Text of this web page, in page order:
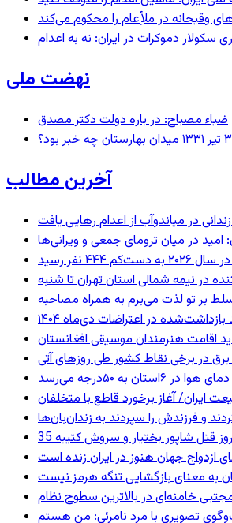
وقیحانه در ملأِعام را محکوم می‌کند
سکولار دموکرات در ایران: نه به اعدام
نهضت ملی
ضیاء مصباح: در باره دولت دکتر مصدق
آخرین مطالب
در میاندوآب از اعدام رهایی یافت
امید در میان ترومای جمعی و ویرانی‌ها
در نیمه شمالی استان تهران تا شنبه
بر تو لذت می‌برم به همراه مصاحبه
اقامت هنرمندان موسیقی افغانستان
در برخی نقاط کشور طی روزهای آتی
به ۵۰درجه می‌رسد
ایران/ آغاز برخورد قاطع با متخلفان
و فرزندش را سپردند به زندان‌بان‌ها
قتل شاپور بختیار و سروش کتیبه
ازدواج جهان هنوز در ایران زنده است
به معنای بازگشایی تنگه هرمز نیست
خامنه‌ای در بالاترین سطوح نظام